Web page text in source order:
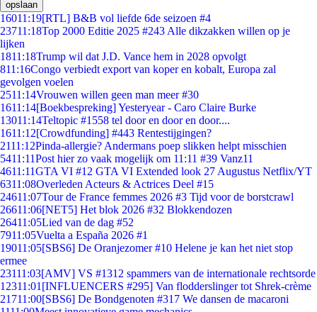
opslaan
16011:19[RTL] B&B vol liefde 6de seizoen #4
23711:18Top 2000 Editie 2025 #243 Alle dikzakken willen op je
lijken
1811:18Trump wil dat J.D. Vance hem in 2028 opvolgt
811:16Congo verbiedt export van koper en kobalt, Europa zal
gevolgen voelen
2511:14Vrouwen willen geen man meer #30
1611:14[Boekbespreking] Yesteryear - Caro Claire Burke
13011:14Teltopic #1558 tel door en door en door....
1611:12[Crowdfunding] #443 Rentestijgingen?
2111:12Pinda-allergie? Andermans poep slikken helpt misschien
5411:11Post hier zo vaak mogelijk om 11:11 #39 Vanz11
4611:11GTA VI #12 GTA VI Extended look 27 Augustus Netflix/YT
6311:08Overleden Acteurs & Actrices Deel #15
24611:07Tour de France femmes 2026 #3 Tijd voor de borstcrawl
26611:06[NET5] Het blok 2026 #32 Blokkendozen
26411:05Lied van de dag #52
7911:05Vuelta a España 2026 #1
19011:05[SBS6] De Oranjezomer #10 Helene je kan het niet stop
ermee
23111:03[AMV] VS #1312 spammers van de internationale rechtsorde
12311:01 [INFLUENCERS #295] Van flodderslinger tot Shrek-crème
21711:00[SBS6] De Bondgenoten #317 We dansen de macaroni